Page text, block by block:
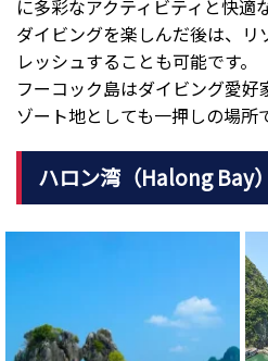
に多彩なアクティビティと快適
ダイビングを楽しんだ後は、リ
レッシュすることも可能です。
フーコック島はダイビング愛好
ゾート地としても一押しの場所
ハロン湾（Halong Bay）